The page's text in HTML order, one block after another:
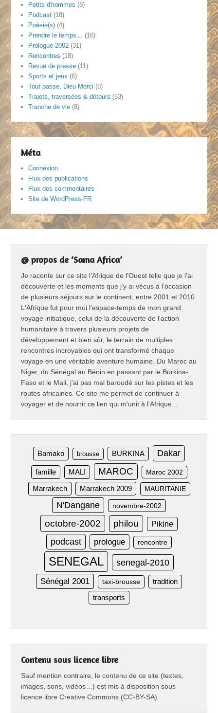
Petits d'hommes (8)
Podcast (18)
Poésie(s) (4)
Prendre le temps…
(16)
Prologue 2002 (31)
Rencontres (18)
Revue de presse (11)
Sports et jeux (6)
Tout passe, Dieu Merci (8)
Trajets, traversées & détours (53)
Tranche de vie (8)
Méta
Connexion
Flux des publications
Flux des commentaires
Site de WordPress-FR
@ propos de ‘Sama Africa’
Je raconte sur ce site l’Afrique de l’Ouest telle que je l’ai
découverte et les moments que j’y ai vécus à l’occasion
de plusieurs séjours sur le continent, entre 2001 et 2010.
L'Afrique fut pour moi l'espace-temps de mon grand
voyage initiatique, celui de la découverte de l'action
humanitaire à travers plusieurs projets de
développement et bien sûr, le terrain de multiples
rencontres incroyables qui ont transformé chaque
voyage en une véritable aventure humaine. Du Maroc au
Niger, du Sénégal au Bénin en passant par le Burkina-
Faso et le Mali, j'ai pas mal baroudé sur les pistes et les
routes africaines. Ce site me permet de continuer à
voyager et de nourrir ce lien qui m'unit à l'Afrique...
Bamako brousse BURKINA Dakar
famille MALI MAROC Maroc 2002
Marrakech Marrakech 2009 MAURITANIE
N'Dangane novembre-2002
octobre-2002 philou Pikine
podcast prologue rencontre
SENEGAL senegal-2010
Sénégal 2001 taxi-brousse tradition
transports
Contenu sous licence libre
Sauf mention contraire, le contenu de ce site (textes,
images, sons, vidéos…) est mis à disposition sous
licence libre Creative Commons (CC-BY-SA).